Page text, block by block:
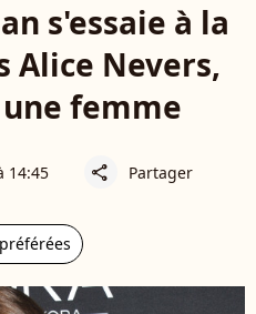
s'essaie à la
Alice Nevers,
femme
14:45 share Partager